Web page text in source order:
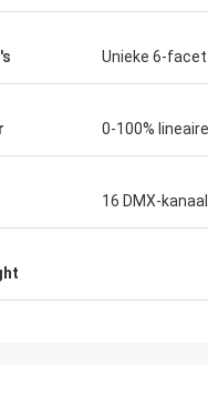
Unieke 6-
0-100%
16 DMX-kanaal